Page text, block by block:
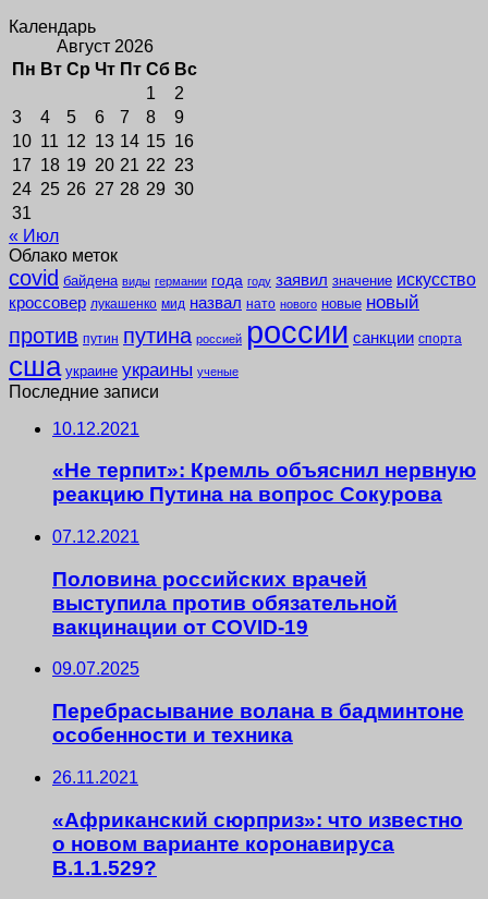
Календарь
Август 2026
Пн Вт Ср Чт Пт Сб Вс
1
2
3
4 5 6 7 8
9
10 11 12 13 14 15 16
17 18 19 20 21 22 23
24 25 26 27 28 29 30
31
« Июл
Облако меток
covid байдена виды германии года году заявил значение искусство
кроссовер лукашенко мид назвал нато нового новые новый
против путин путина россией россии санкции спорта
сша украине украины ученые
Последние записи
10.12.2021
«Не терпит»: Кремль объяснил нервную
реакцию Путина на вопрос Сокурова
07.12.2021
Половина российских врачей
выступила против обязательной
вакцинации от COVID-19
09.07.2025
Перебрасывание волана в бадминтоне
особенности и техника
26.11.2021
«Африканский сюрприз»: что известно
о новом варианте коронавируса
B.1.1.529?